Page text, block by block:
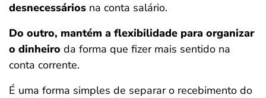
desnecessários na conta salário.
Do outro, mantém a flexibilidade para organizar
o dinheiro da forma que fizer mais sentido na
conta corrente.
É uma forma simples de separar o recebimento do